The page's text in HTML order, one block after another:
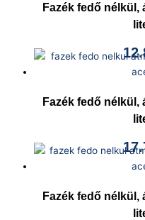
Fazék fedő nélkül,
Fazék fedő nélkül,
Fazék fedő nélkül,